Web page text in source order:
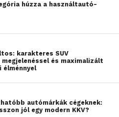
húzza a használtautó-
karakteres SUV
és maximalizált
élménnyel
autómárkák cégeknek:
jól egy modern KKV?